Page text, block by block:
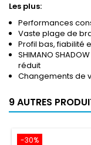
Les plus:
Performances
Vaste plage de
Profil bas, fiabilité
SHIMANO
réduit
Changements de
9 AUTRES
-30%